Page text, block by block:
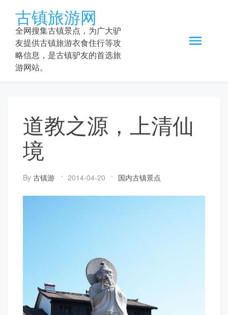
content
古镇旅游网
全网搜集古镇景点，为广大驴
友提供古镇旅游衣食住行等攻
略信息，是古镇驴友的首选旅
游网站。
道教之源，上清仙
境
By 古镇游 2014-04-20 国内古镇景点